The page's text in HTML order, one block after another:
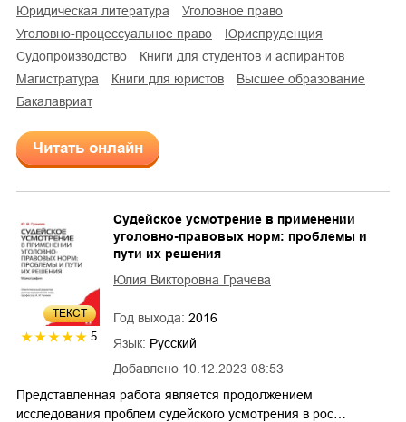
юридическая литература
уголовное право
уголовно-процессуальное право
юриспруденция
судопроизводство
книги для студентов и аспирантов
магистратура
книги для юристов
высшее образование
бакалавриат
Читать онлайн
ТЕКСТ
5
Добавлено 10.12.2023 08:53
Судейское усмотрение в применении
уголовно-правовых норм: проблемы и
пути их решения
Юлия Викторовна Грачева
Год выхода: 2016
Язык: Русский
Представленная работа является продолжением
исследования проблем судейского усмотрения в рос…